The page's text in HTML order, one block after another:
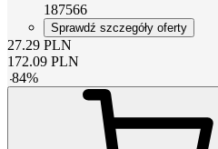
187566
Sprawdź szczegóły oferty
27.29 PLN
172.09 PLN
-84%